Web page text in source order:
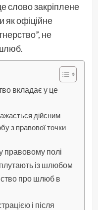
слово закріплене
як офіційне
не
вкладає у це
дійсним
з правової точки
правовому полі
із шлюбом
про шлюб в
і після